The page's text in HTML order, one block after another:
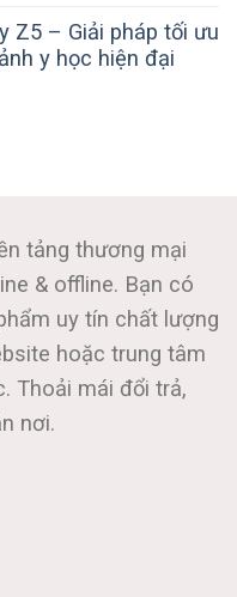
Z5 – Giải pháp tối ưu
y học hiện đại
tảng thương mại
& offline. Bạn có
uy tín chất lượng
hoặc trung tâm
Thoải mái đổi trả,
nơi.